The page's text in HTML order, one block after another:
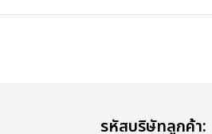
รหัสบริษัทลูกค้า: